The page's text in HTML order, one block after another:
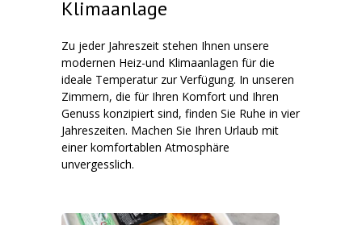
Klimaanlage
Zu jeder Jahreszeit stehen Ihnen unsere
modernen Heiz-und Klimaanlagen für die
ideale Temperatur zur Verfügung. In unseren
Zimmern, die für Ihren Komfort und Ihren
Genuss konzipiert sind, finden Sie Ruhe in vier
Jahreszeiten. Machen Sie Ihren Urlaub mit
einer komfortablen Atmosphäre
unvergesslich.